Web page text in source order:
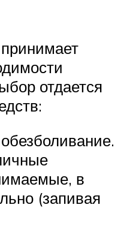
отдается
в
(запивая